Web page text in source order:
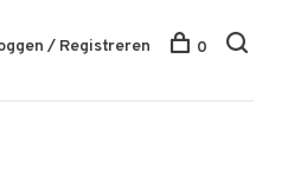
/ Registreren 0